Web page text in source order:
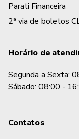
Quanto tempo
Parati Financeira
2ª via de boletos
Horário de
Segunda a Sexta:
Sábado: 08:00 -
Contatos